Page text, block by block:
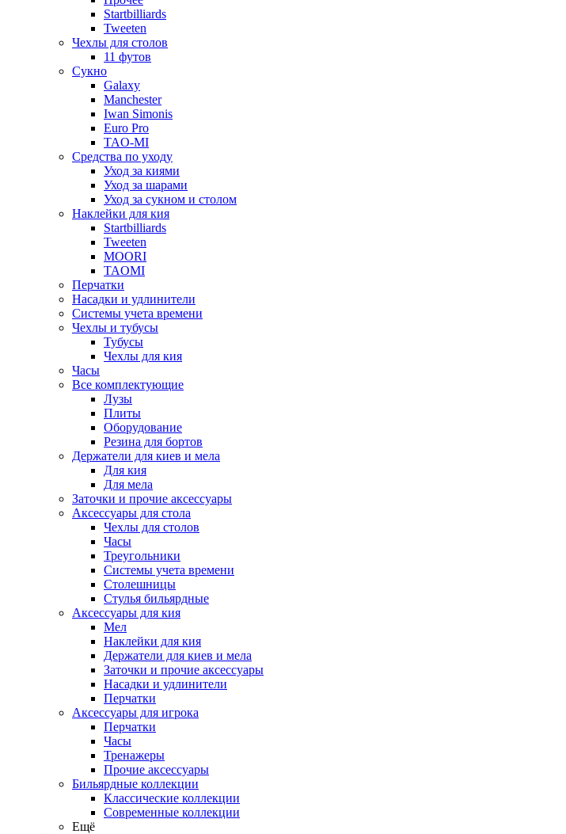
Startbilliards
Tweeten
Чехлы для столов
11 футов
Сукно
Galaxy
Manchester
Iwan Simonis
Euro Pro
TAO-MI
Средства по уходу
Уход за киями
Уход за шарами
Уход за сукном и столом
Наклейки для кия
Startbilliards
Tweeten
MOORI
TAOMI
Перчатки
Насадки и удлинители
Системы учета времени
Чехлы и тубусы
Тубусы
Чехлы для кия
Часы
Все комплектующие
Лузы
Плиты
Оборудование
Резина для бортов
Держатели для киев и мела
Для кия
Для мела
Заточки и прочие аксессуары
Аксессуары для стола
Чехлы для столов
Часы
Треугольники
Системы учета времени
Столешницы
Стулья бильярдные
Аксессуары для кия
Мел
Наклейки для кия
Держатели для киев и мела
Заточки и прочие аксессуары
Насадки и удлинители
Перчатки
Аксессуары для игрока
Перчатки
Часы
Тренажеры
Прочие аксессуары
Бильярдные коллекции
Классические коллекции
Современные коллекции
Ещё